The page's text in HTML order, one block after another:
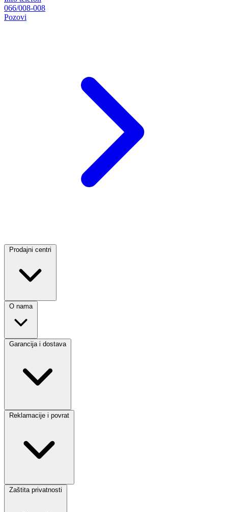
066/008-008
Pozovi
Prodajni centri
O nama
Garancija i dostava
Reklamacije i povrat
Zaštita privatnosti